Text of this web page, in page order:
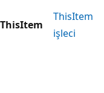
ThisItem
ThisItem
işleci